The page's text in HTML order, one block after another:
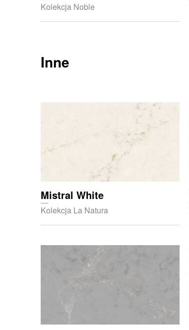
Kolekcja Noble
Inne
Mistral White
Kolekcja La Natura